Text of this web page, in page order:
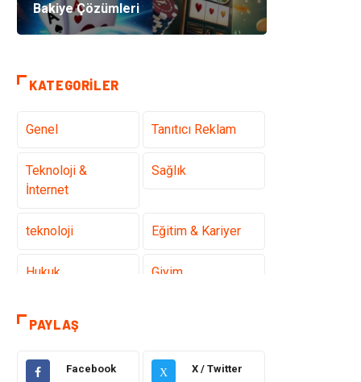
Bakiye Çözümleri
KATEGORILER
Genel Tanıtıcı Reklam
Teknoloji &
İnternet
Sağlık
teknoloji Eğitim & Kariyer
Hukuk Giyim
Elektronik
PAYLAŞ
Facebook X X / Twitter